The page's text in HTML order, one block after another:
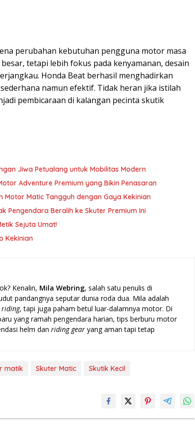
perubahan kebutuhan pengguna motor masa
tetapi lebih fokus pada kenyamanan, desain
Honda Beat berhasil menghadirkan
namun efektif. Tidak heran jika istilah
pembicaraan di kalangan pecinta skutik
Jiwa Petualang untuk Mobilitas Modern
Adventure Premium yang Bikin Penasaran
Motor Matic Tangguh dengan Gaya Kekinian
Pengendara Beralih ke Skuter Premium Ini
Sejuta Umat!
Kekinian
Kenalin, Mila Webring, salah satu penulis di
pandangnya seputar dunia roda dua. Mila adalah
riding, tapi juga paham betul luar-dalamnya motor. Di
yang ramah pengendara harian, tips berburu motor
helm dan riding gear yang aman tapi tetap
matik Skuter Matic Skutik Kecil